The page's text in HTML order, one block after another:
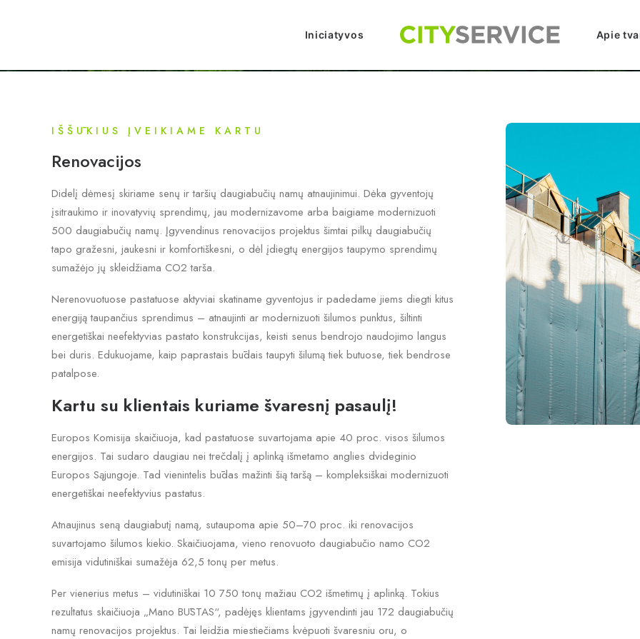
Iniciatyvos Apie
IŠŠŪKIUS ĮVEIKIAME KARTU
Renovacijos
Didelį dėmesį skiriame senų ir taršių daugiabučių namų atnaujinimui. Dėka gyventojų
įsitraukimo ir inovatyvių sprendimų, jau modernizavome arba baigiame modernizuoti
500 daugiabučių namų. Įgyvendinus renovacijos projektus šimtai pilkų daugiabučių
tapo gražesni, jaukesni ir komfortiškesni, o dėl įdiegtų energijos taupymo sprendimų
sumažėjo jų skleidžiama CO2 tarša.
Nerenovuotuose pastatuose aktyviai skatiname gyventojus ir padedame jiems diegti kitus
energiją taupančius sprendimus – atnaujinti ar modernizuoti šilumos punktus, šiltinti
energetiškai neefektyvias pastato konstrukcijas, keisti senus bendrojo naudojimo langus
bei duris. Edukuojame, kaip paprastais būdais taupyti šilumą tiek butuose, tiek bendrose
patalpose.
Kartu su klientais kuriame švaresnį pasaulį!
Europos Komisija skaičiuoja, kad pastatuose suvartojama apie 40 proc. visos šilumos
energijos. Tai sudaro daugiau nei trečdalį į aplinką išmetamo anglies dvideginio
Europos Sąjungoje. Tad vienintelis būdas mažinti šią taršą – kompleksiškai modernizuoti
energetiškai neefektyvius pastatus.
Atnaujinus seną daugiabutį namą, sutaupoma apie 50–70 proc. iki renovacijos
suvartojamo šilumos kiekio. Skaičiuojama, vieno renovuoto daugiabučio namo CO2
emisija vidutiniškai sumažėja 62,5 tonų per metus.
Per vienerius metus – vidutiniškai 10 750 tonų mažiau CO2 išmetimų į aplinką. Tokius
rezultatus skaičiuoja „Mano BŪSTAS“, padėjęs klientams įgyvendinti jau 172 daugiabučių
namų renovacijos projektus. Tai leidžia miestiečiams kvėpuoti švaresniu oru, o